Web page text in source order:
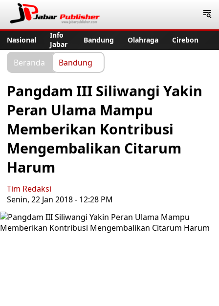
Nasional
Info
Jabar
Bandung Olahraga Cirebon
Beranda Bandung
Pangdam III Siliwangi Yakin
Peran Ulama Mampu
Memberikan Kontribusi
Mengembalikan Citarum
Harum
Tim Redaksi
Senin, 22 Jan 2018 - 12:28 PM